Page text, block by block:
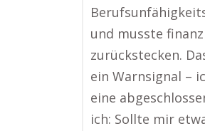
und musste
zurückstecken.
ein Warnsignal –
eine
ich: Sollte mir